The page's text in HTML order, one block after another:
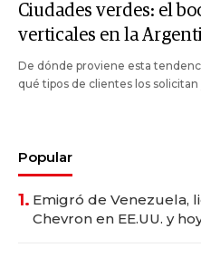
Ciudades verdes: el
verticales en la
De dónde proviene esta
qué tipos de clientes los
Popular
1. Emigró de Venezuela,
Chevron en EE.UU. y